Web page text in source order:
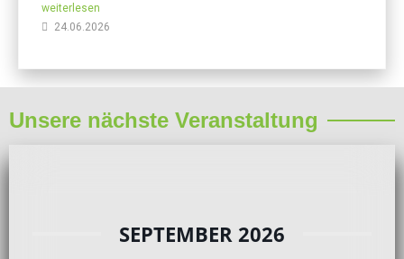
weiterlesen
24.06.2026
Unsere nächste Veranstaltung
SEPTEMBER 2026